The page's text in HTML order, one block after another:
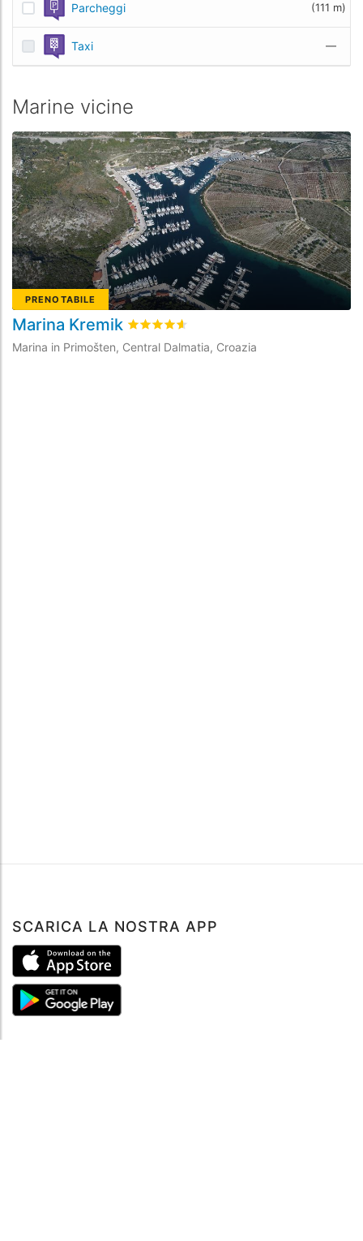
Parcheggi (111 m)
Taxi —
Marine vicine
PRENOTABILE
Marina Kremik Valutato4.6
Marina in Primošten, Central Dalmatia, Croazia
SCARICA LA NOSTRA APP